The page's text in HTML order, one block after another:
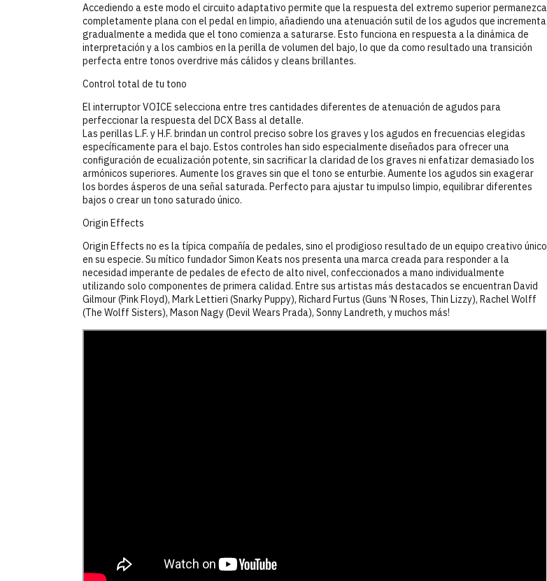
Accediendo a este modo el circuito adaptativo permite que la respuesta del extremo superior permanezca
completamente plana con el pedal en limpio, añadiendo una atenuación sutil de los agudos que incrementa
gradualmente a medida que el tono comienza a saturarse. Esto funciona en respuesta a la dinámica de
interpretación y a los cambios en la perilla de volumen del bajo, lo que da como resultado una transición
perfecta entre tonos overdrive más cálidos y cleans brillantes.
Control total de tu tono
El interruptor VOICE selecciona entre tres cantidades diferentes de atenuación de agudos para
perfeccionar la respuesta del DCX Bass al detalle.
Las perillas L.F. y H.F. brindan un control preciso sobre los graves y los agudos en frecuencias elegidas
específicamente para el bajo. Estos controles han sido especialmente diseñados para ofrecer una
configuración de ecualización potente, sin sacrificar la claridad de los graves ni enfatizar demasiado los
armónicos superiores. Aumente los graves sin que el tono se enturbie. Aumente los agudos sin exagerar
los bordes ásperos de una señal saturada. Perfecto para ajustar tu impulso limpio, equilibrar diferentes
bajos o crear un tono saturado único.
Origin Effects
Origin Effects no es la típica compañía de pedales, sino el prodigioso resultado de un equipo creativo único
en su especie. Su mítico fundador Simon Keats nos presenta una marca creada para responder a la
necesidad imperante de pedales de efecto de alto nivel, confeccionados a mano individualmente
utilizando solo componentes de primera calidad. Entre sus artistas más destacados se encuentran David
Gilmour (Pink Floyd), Mark Lettieri (Snarky Puppy), Richard Furtus (Guns ‘N Roses, Thin Lizzy), Rachel Wolff
(The Wolff Sisters), Mason Nagy (Devil Wears Prada), Sonny Landreth, y muchos más!